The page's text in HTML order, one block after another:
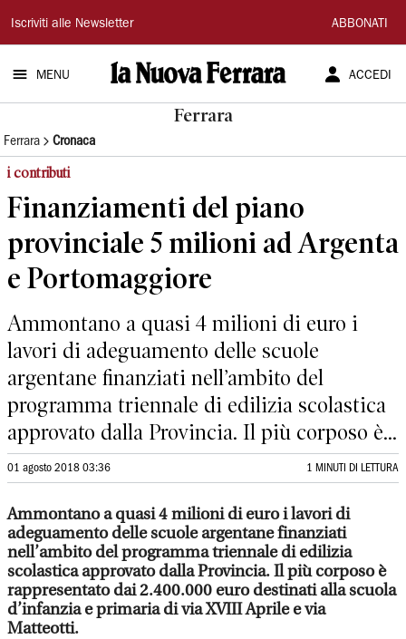
La
Nuova
Ferrara
Iscriviti alle Newsletter ABBONATI
MENU ACCEDI
Ferrara
Ferrara Cronaca
i contributi
Finanziamenti del piano
provinciale 5 milioni ad Argenta
e Portomaggiore
Ammontano a quasi 4 milioni di euro i
lavori di adeguamento delle scuole
argentane finanziati nell’ambito del
programma triennale di edilizia scolastica
approvato dalla Provincia. Il più corposo è...
01 agosto 2018 03:36 1 MINUTI DI LETTURA
Ammontano a quasi 4 milioni di euro i lavori di
adeguamento delle scuole argentane finanziati
nell’ambito del programma triennale di edilizia
scolastica approvato dalla Provincia. Il più corposo è
rappresentato dai 2.400.000 euro destinati alla scuola
d’infanzia e primaria di via XVIII Aprile e via
Matteotti.